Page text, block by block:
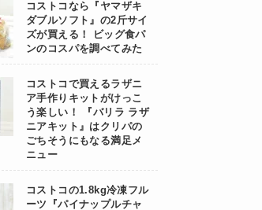
コストコなら『ヤマザキ
ダブルソフト』の2斤サイ
ズが買える！ ビッグ食パ
ンのコスパを調べてみた
コストコで買えるラザニ
ア手作りキットがけっこ
う楽しい！ 『バリラ ラザ
ニアキット』はクリパの
ごちそうにもなる満足メ
ニュー
コストコの1.8kg冷凍フル
ーツ『パイナップルチャ